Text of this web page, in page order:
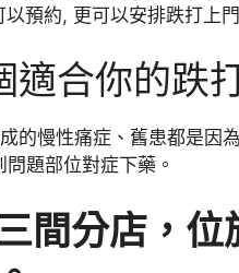
以預約, 更可以安排跌打上
適合你的跌
的慢性痛症、舊患都是因
題部位對症下藥。
間分店，